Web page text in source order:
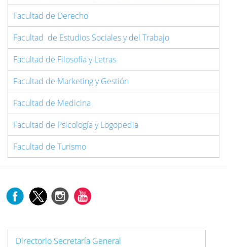
Facultad de Derecho
Facultad de Estudios Sociales y del Trabajo
Facultad de Filosofía y Letras
Facultad de Marketing y Gestión
Facultad de Medicina
Facultad de Psicología y Logopedia
Facultad de Turismo
Directorio Secretaría General